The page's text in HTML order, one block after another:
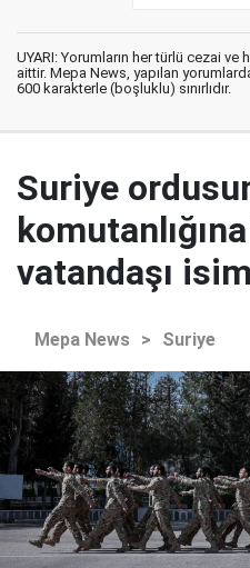
UYARI: Yorumların her türlü cezai
aittir. Mepa News, yapılan
600 karakterle (boşluklu) sınırlıdır.
Suriye
vatandaşı
Mepa News > Suriye